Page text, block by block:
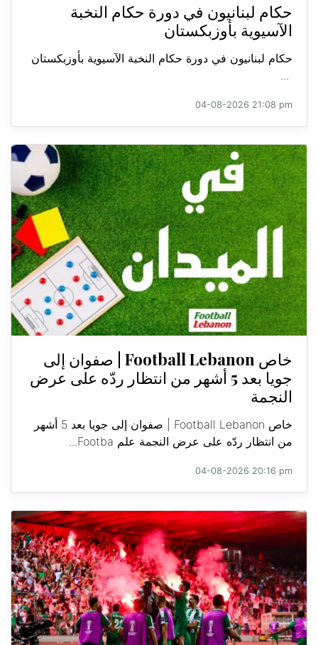
حكام لبنانيون في دورة حكام النخبة
الآسيوية بأوزبكستان
حكام لبنانيون في دورة حكام النخبة الآسيوية بأوزبكستان
...
04-08-2026 21:08 pm
خاص Football Lebanon | صفوان إلى
جويا بعد 5 أشهر من انتظار ردّه على عرض
النجمة
خاص Football Lebanon | صفوان إلى جويا بعد 5 أشهر
من انتظار ردّه على عرض النجمة علم Footba...
04-08-2026 20:16 pm